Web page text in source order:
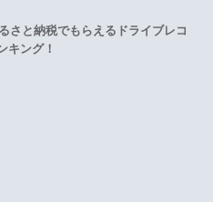
さと納税でもらえるドライブレコ
キング！